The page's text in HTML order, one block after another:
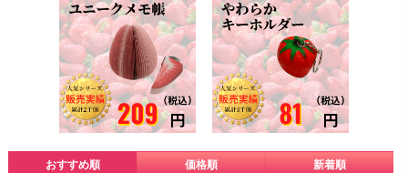
おすすめ順 価格順 新着順